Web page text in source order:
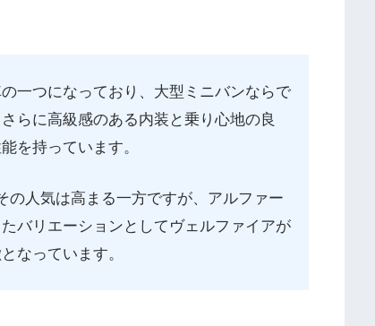
一つになっており、大型ミニバンならで
らに高級感のある内装と乗り心地の良
を持っています。
の人気は高まる一方ですが、アルファー
バリエーションとしてヴェルファイアが
なっています。